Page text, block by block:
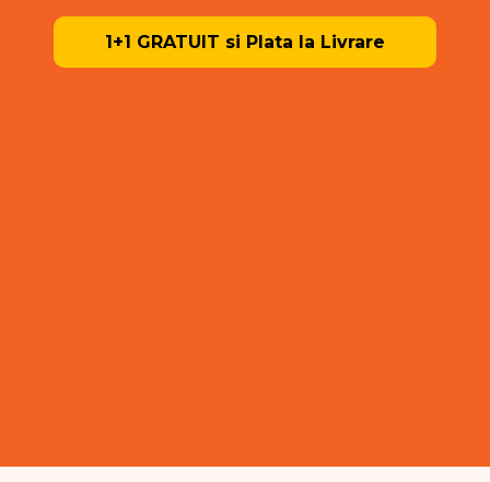
1+1 GRATUIT si Plata la Livrare